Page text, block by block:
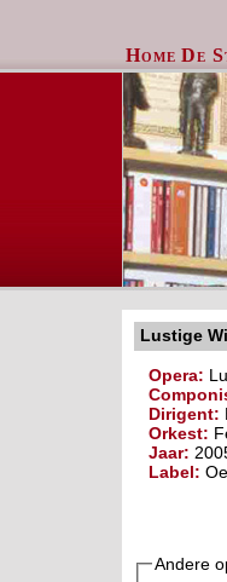
Home De
Lustige
Opera:
Dirigent:
Orkest:
Jaar:
Label:
Andere